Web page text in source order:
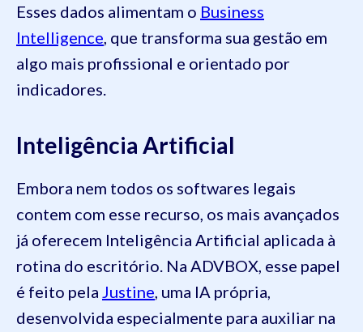
Esses dados alimentam o Business
Intelligence , que transforma sua gestão em
algo mais profissional e orientado por
indicadores.
Inteligência Artificial
Embora nem todos os softwares legais
contem com esse recurso, os mais avançados
já oferecem Inteligência Artificial aplicada à
rotina do escritório. Na ADVBOX, esse papel
é feito pela Justine , uma IA própria,
desenvolvida especialmente para auxiliar na